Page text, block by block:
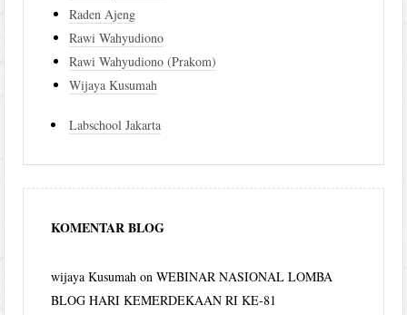
Raden Ajeng
Rawi Wahyudiono
Rawi Wahyudiono (Prakom)
Wijaya Kusumah
Labschool Jakarta
KOMENTAR BLOG
wijaya Kusumah onWEBINAR NASIONAL LOMBA
BLOG HARI KEMERDEKAAN RI KE-81